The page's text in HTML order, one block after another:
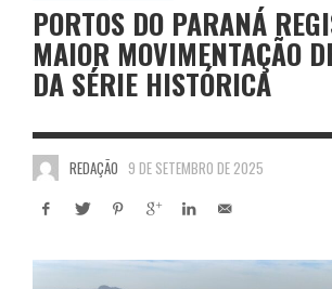
PORTOS DO PARANÁ
MAIOR MOVIMENTAÇÃO
DA SÉRIE HISTÓRICA
REDAÇÃO 9 DE SETEMBRO DE 2025